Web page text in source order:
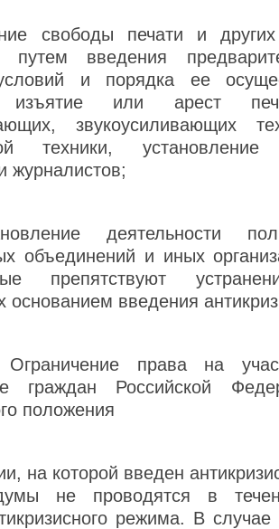
свободы печати и
путем введения
и порядка ее
изъятие или арест
звукоусиливающих
техники,
журналистов;
деятельности
объединений и иных
препятствуют
основанием введения
Ограничение права на
граждан Российской
положения
на которой введен
не проводятся в
режима. В